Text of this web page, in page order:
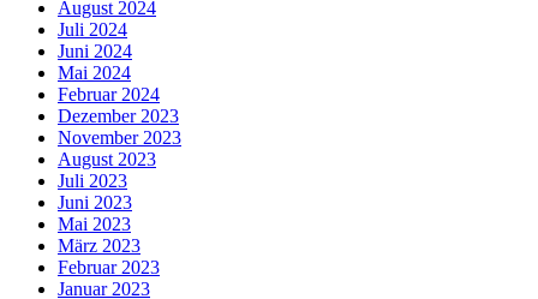
August 2024
Juli 2024
Juni 2024
Mai 2024
Februar 2024
Dezember 2023
November 2023
August 2023
Juli 2023
Juni 2023
Mai 2023
März 2023
Februar 2023
Januar 2023